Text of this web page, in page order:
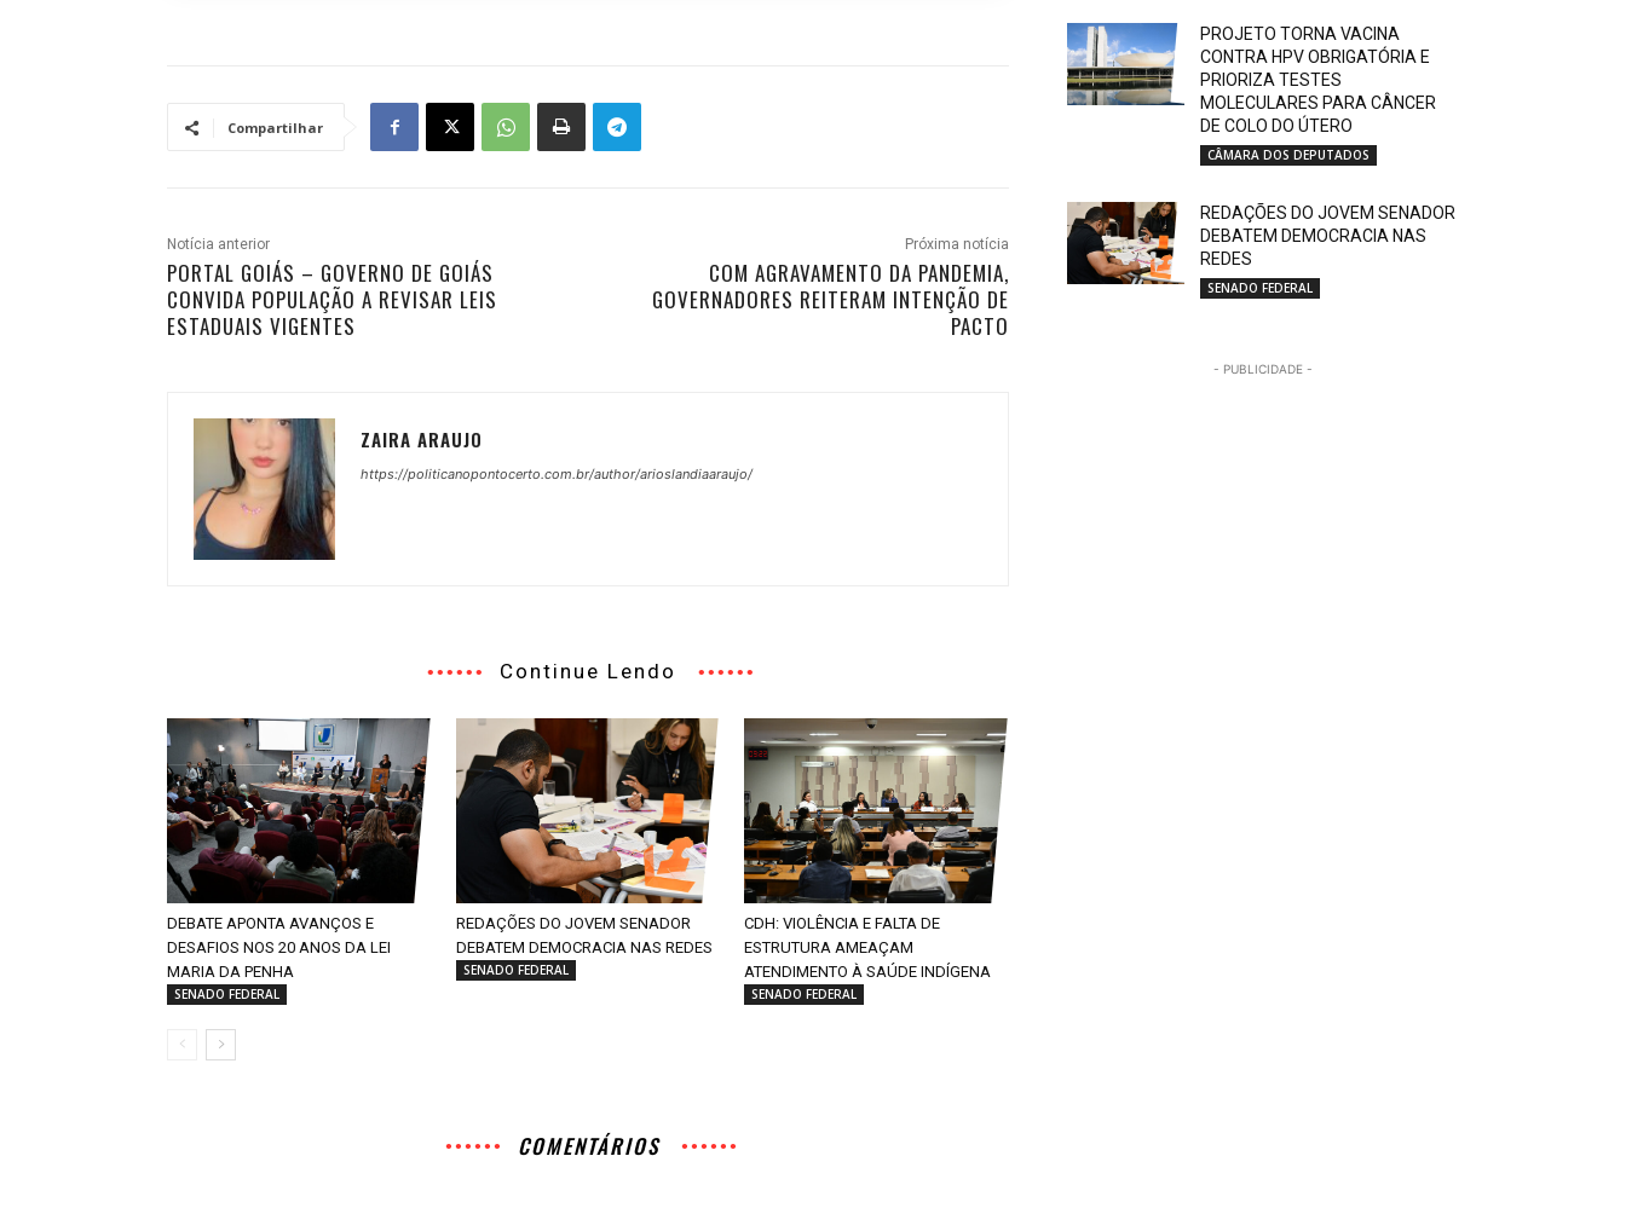
Compartilhar
Notícia anterior
PORTAL GOIÁS – GOVERNO DE GOIÁS
CONVIDA POPULAÇÃO A REVISAR LEIS
ESTADUAIS VIGENTES
Próxima notícia
COM AGRAVAMENTO DA PANDEMIA,
GOVERNADORES REITERAM INTENÇÃO DE
PACTO
ZAIRA ARAUJO
https://politicanopontocerto.com.br/author/arioslandiaaraujo/
Continue Lendo
DEBATE APONTA AVANÇOS E
DESAFIOS NOS 20 ANOS DA LEI
MARIA DA PENHA
SENADO FEDERAL
REDAÇÕES DO JOVEM SENADOR
DEBATEM DEMOCRACIA NAS REDES
SENADO FEDERAL
CDH: VIOLÊNCIA E FALTA DE
ESTRUTURA AMEAÇAM
ATENDIMENTO À SAÚDE INDÍGENA
SENADO FEDERAL
COMENTÁRIOS
PROJETO TORNA VACINA
CONTRA HPV OBRIGATÓRIA E
PRIORIZA TESTES
MOLECULARES PARA CÂNCER
DE COLO DO ÚTERO
CÂMARA DOS DEPUTADOS
REDAÇÕES DO JOVEM SENADOR
DEBATEM DEMOCRACIA NAS
REDES
SENADO FEDERAL
- PUBLICIDADE -